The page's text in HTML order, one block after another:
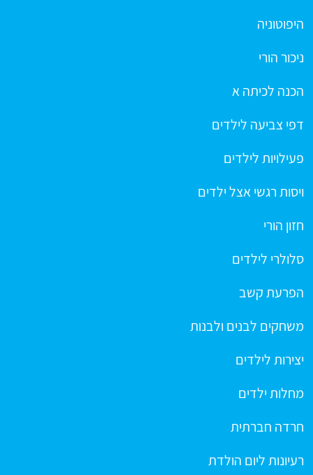
היפוטוניה
ניכור הורי
הכנה לכיתה א
דפי צביעה לילדים
פעילויות לילדים
ויסות רגשי אצל ילדים
חזון הורי
סלולרי לילדים
הפרעת קשב
משחקים לבנים ולבנות
יצירות לילדים
מחלות ילדים
חרדה חברתית
רעיונות ליום הולדת